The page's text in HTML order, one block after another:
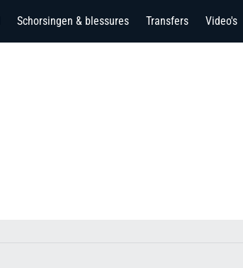
Schorsingen & blessures Transfers Video's